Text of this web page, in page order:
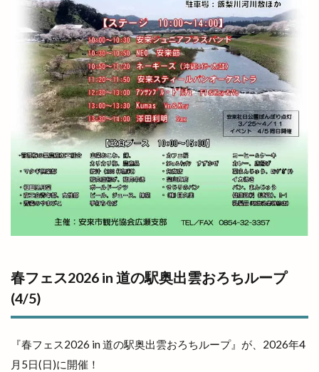
春フェス2026 in 道の駅奥出雲おろちループ
(4/5)
『春フェス2026 in 道の駅奥出雲おろちループ』が、2026年4
月5日(日)に開催！